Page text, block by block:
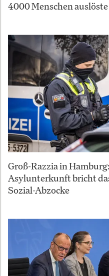
4000 Menschen auslöste
Groß-Razzia in
Asylunterkunft bricht
Sozial-Abzocke